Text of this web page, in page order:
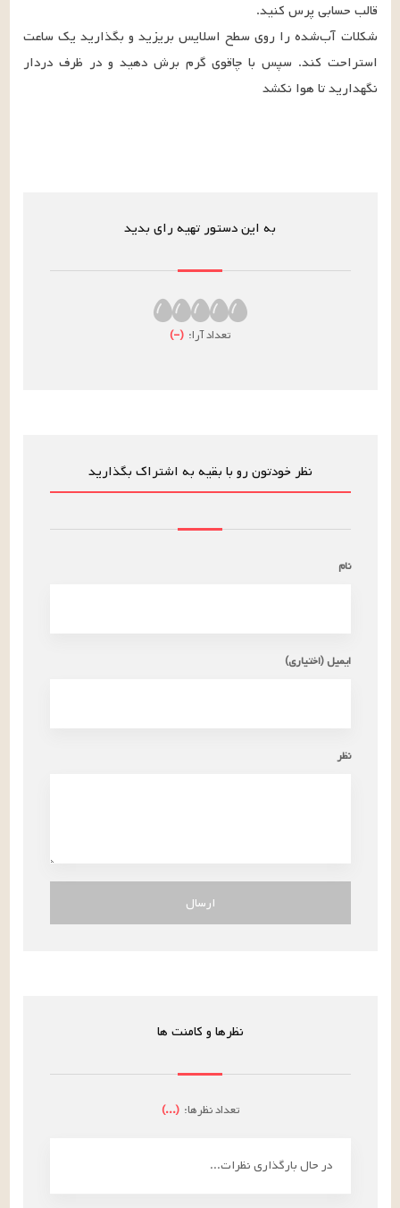
نگهدارید تا هوا نکشد
به این دستور تهیه رای بدید
تعداد آرا: (
–
)
نظر خودتون رو با بقیه به اشتراک بگذارید
نام
ایمیل (اختیاری)
نظر
ارسال
نظرها و کامنت ها
تعداد نظرها: (
...
)
در حال بارگذاری نظرات...